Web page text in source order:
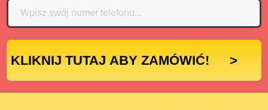
KLIKNIJ TUTAJ ABY ZAMÓWIĆ! >